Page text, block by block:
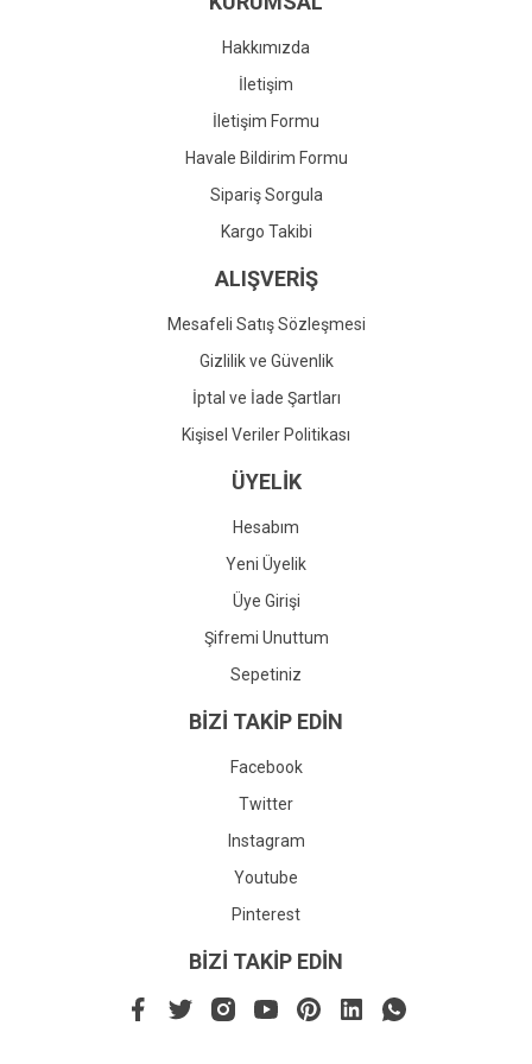
Gönder
Hakkımızda
İletişim
İletişim Formu
Havale Bildirim Formu
Sipariş Sorgula
Kargo Takibi
ALIŞVERİŞ
Mesafeli Satış Sözleşmesi
Gizlilik ve Güvenlik
İptal ve İade Şartları
Kişisel Veriler Politikası
ÜYELİK
Hesabım
Yeni Üyelik
Üye Girişi
Şifremi Unuttum
Sepetiniz
BİZİ TAKİP EDİN
Facebook
Twitter
Instagram
Youtube
Pinterest
BİZİ TAKİP EDİN